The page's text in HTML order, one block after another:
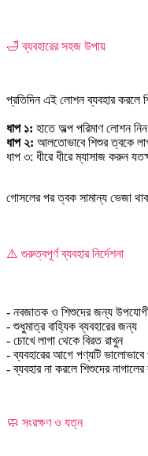
🛁 ব্যবহারের সহজ উপায়
প্রতিদিন এই লোশন ব্যবহার করলে
ধাপ ১: হাতে অল্প পরিমাণ লোশন নিন
ধাপ ২: আলতোভাবে শিশুর ত্বকে
ধাপ ৩: ধীরে ধীরে ম্যাসাজ করুন
গোসলের পর ত্বক সামান্য ভেজা
⚠️ গুরুত্বপূর্ণ ব্যবহার নির্দেশনা
- নবজাতক ও শিশুদের জন্য
- শুধুমাত্র বাহ্যিক ব্যবহারের জন্য
- চোখে লাগা থেকে বিরত রাখুন
- ব্যবহারের আগে পণ্যটি ভালোভাবে
- ব্যবহার না করলে শিশুদের নাগালের
🧼 সংরক্ষণ ও যত্ন